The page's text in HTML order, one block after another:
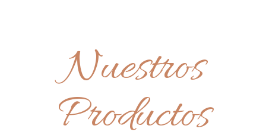
Nuestros
Productos